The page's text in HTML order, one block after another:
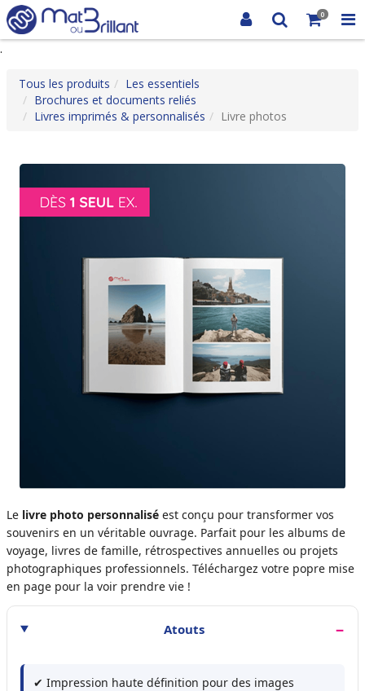
.
0
Tous les produits
Les essentiels
Brochures et documents reliés
Livres imprimés & personnalisés
Livre photos
Le livre photo personnalisé est conçu pour transformer vos
souvenirs en un véritable ouvrage. Parfait pour les albums de
voyage, livres de famille, rétrospectives annuelles ou projets
photographiques professionnels. Téléchargez votre popre mise
en page pour la voir prendre vie !
Atouts
✔ Impression haute définition pour des images